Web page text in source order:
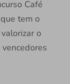
Café
tem o
o